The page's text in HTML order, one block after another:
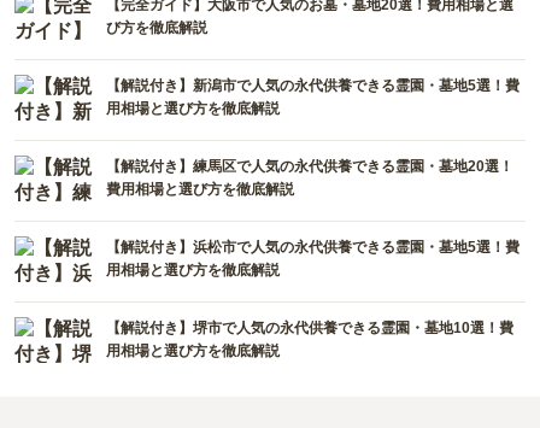
【完全ガイド】大阪市で人気のお墓・墓地20選！費用相場と選
び方を徹底解説
【解説付き】新潟市で人気の永代供養できる霊園・墓地5選！費
用相場と選び方を徹底解説
【解説付き】練馬区で人気の永代供養できる霊園・墓地20選！
費用相場と選び方を徹底解説
【解説付き】浜松市で人気の永代供養できる霊園・墓地5選！費
用相場と選び方を徹底解説
【解説付き】堺市で人気の永代供養できる霊園・墓地10選！費
用相場と選び方を徹底解説